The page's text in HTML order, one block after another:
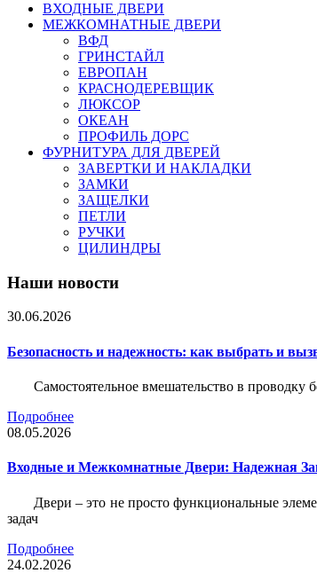
ВХОДНЫЕ ДВЕРИ
МЕЖКОМНАТНЫЕ ДВЕРИ
ВФД
ГРИНСТАЙЛ
ЕВРОПАН
КРАСНОДЕРЕВЩИК
ЛЮКСОР
ОКЕАН
ПРОФИЛЬ ДОРС
ФУРНИТУРА ДЛЯ ДВЕРЕЙ
ЗАВЕРТКИ И НАКЛАДКИ
ЗАМКИ
ЗАЩЕЛКИ
ПЕТЛИ
РУЧКИ
ЦИЛИНДРЫ
Наши новости
30.06.2026
Безопасность и надежность: как выбрать и
Самостоятельное вмешательство в проводку
Подробнее
08.05.2026
Входные и Межкомнатные Двери: Надежная
Двери – это не просто функциональные
задач
Подробнее
24.02.2026